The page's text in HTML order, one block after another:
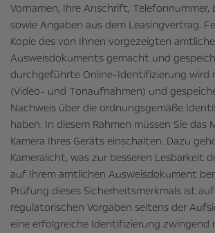
Vornamen, Ihre Anschrift, Telefonnummer,
sowie Angaben aus dem Leasingvertrag.
Kopie des von Ihnen vorgezeigten
Ausweisdokuments gemacht und
durchgeführte Online-Identifizierung wird
(Video- und Tonaufnahmen) und
Nachweis über die ordnungsgemäße
haben. In diesem Rahmen müssen Sie das
Kamera Ihres Geräts einschalten. Dazu
Kameralicht, was zur besseren Lesbarkeit
auf Ihrem amtlichen Ausweisdokument
Prüfung dieses Sicherheitsmerkmals ist
regulatorischen Vorgaben seitens der
eine erfolgreiche Identifizierung